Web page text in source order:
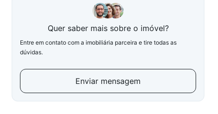
Quer saber mais sobre o imóvel?
Entre em contato com a imobiliária parceira e tire todas as
dúvidas.
Enviar mensagem